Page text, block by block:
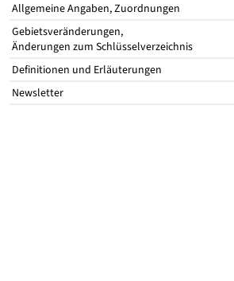
Allgemeine Angaben, Zuordnungen
Gebietsveränderungen,
Änderungen zum Schlüsselverzeichnis
Definitionen und Erläuterungen
Newsletter